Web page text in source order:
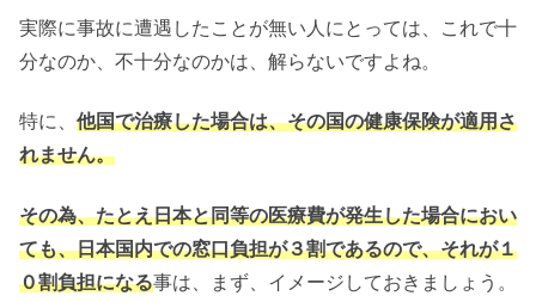
実際に事故に遭遇したことが無い人にとっては、これで十
分なのか、不十分なのかは、解らないですよね。
特に、 他国で治療した場合は、その国の健康保険が適用さ
れません。
その為、たとえ日本と同等の医療費が発生した場合におい
ても、日本国内での窓口負担が３割であるので、それが１
０割負担になる事は、まず、イメージしておきましょう。